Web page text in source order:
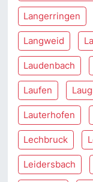
Langerringen
Langweid
Laudenbach
Laufen
Lauterhofen
Lechbruck
Leidersbach